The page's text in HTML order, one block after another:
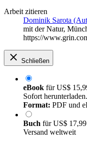
Arbeit zitieren
Dominik Sarota
mit der Natur,
https://
Schließen
eBook fürUS$
Sofort
Format: PDF und
Buch fürUS$ 17,99
Versand weltweit